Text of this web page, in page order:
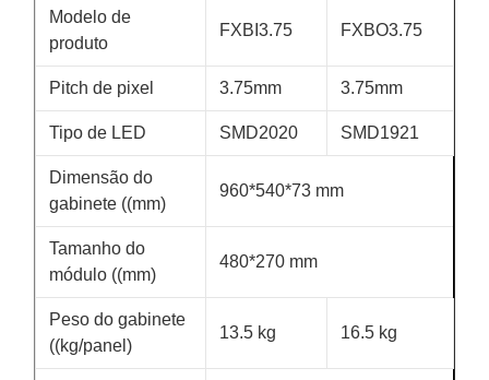
Modelo de
produto
FXBI3.75 FXBO3.75
Pitch de pixel 3.75mm 3.75mm
Tipo de LED SMD2020 SMD1921
Dimensão do
gabinete ((mm)
960*540*73 mm
Tamanho do
módulo ((mm)
480*270 mm
Peso do gabinete
((kg/panel)
13.5 kg 16.5 kg